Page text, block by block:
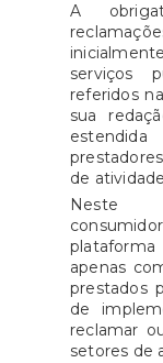
A
serviços
referidos
sua
de
Neste
apenas
prestados
de
reclamar
setores de